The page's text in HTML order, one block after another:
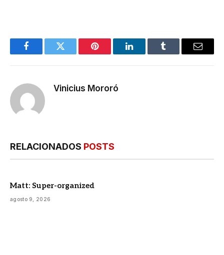
FacebookTwitter Pinterest LinkedInTumblr
E-
Vinicius Mororó
RELACIONADOS POSTS
Matt: Super-organized
agosto 9, 2026